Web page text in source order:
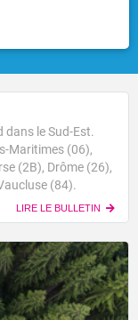
dans le Sud-Est.
Maritimes (06),
(2B), Drôme (26),
(84).
LIRE LE BULLETIN